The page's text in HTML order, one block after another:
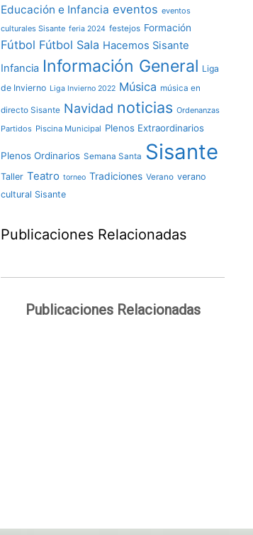
Educación e Infancia eventos eventos
culturales Sisante feria 2024 festejos Formación
Fútbol Fútbol Sala Hacemos Sisante
Infancia Información General Liga
de Invierno Liga Invierno 2022 Música música en
directo Sisante Navidad noticias Ordenanzas
Partidos Piscina Municipal Plenos Extraordinarios
Plenos Ordinarios Semana Santa Sisante
Taller Teatro torneo Tradiciones Verano verano
cultural Sisante
Publicaciones Relacionadas
Publicaciones Relacionadas